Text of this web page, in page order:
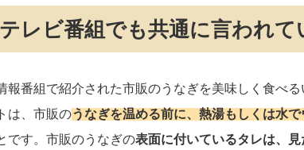
レビ番組でも共通に言われて
報番組で紹介された市販のうなぎを美味しく食べ
は、市販のうなぎを温める前に、熱湯もしくは水
です。市販のうなぎの表面に付いているタレは、